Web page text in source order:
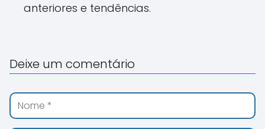
anteriores e tendências.
Deixe um comentário